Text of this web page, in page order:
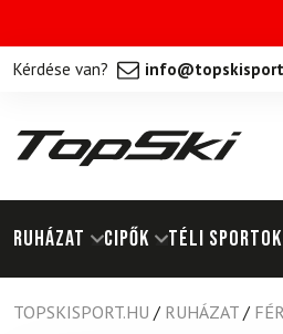
Kérdése van?
RUHÁZAT Cipők TÉLI SPORTOK
TOPSKISPORT.HU / RUHÁZAT /